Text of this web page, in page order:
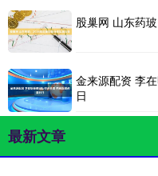
股巢网 山东药
金来源配资 李
日
最新文章